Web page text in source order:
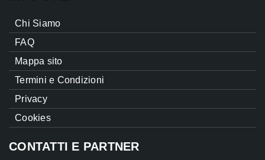
Chi Siamo
FAQ
Mappa sito
Termini e Condizioni
Privacy
Cookies
CONTATTI E PARTNER